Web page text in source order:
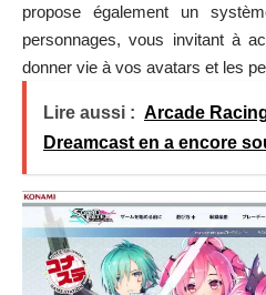
propose également un
personnages, vous invitant à
donner vie à vos avatars et les
Lire aussi : Arcade
Dreamcast en a encore